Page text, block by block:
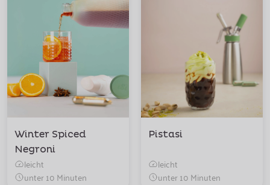
Winter Spiced
Negroni
leicht
unter 10 Minuten
Pistasi
leicht
unter 10 Minuten